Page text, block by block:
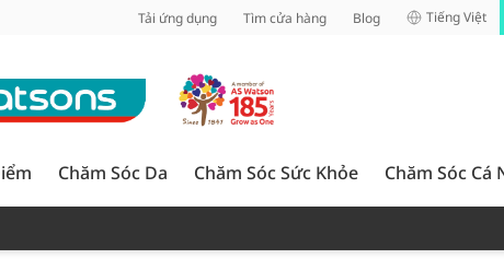
Tải ứng dụng Tìm cửa hàng Blog Tiếng Việt
Chăm Sóc Da Chăm Sóc Sức Khỏe Chăm Sóc Cá